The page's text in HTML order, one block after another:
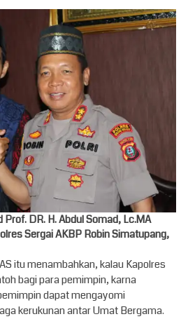
DR. H. Abdul Somad, Lc.MA
Sergai AKBP Robin Simatupang,
itu menambahkan, kalau Kapolres
bagi para pemimpin, karna
dapat mengayomi
kerukunan antar Umat Bergama.